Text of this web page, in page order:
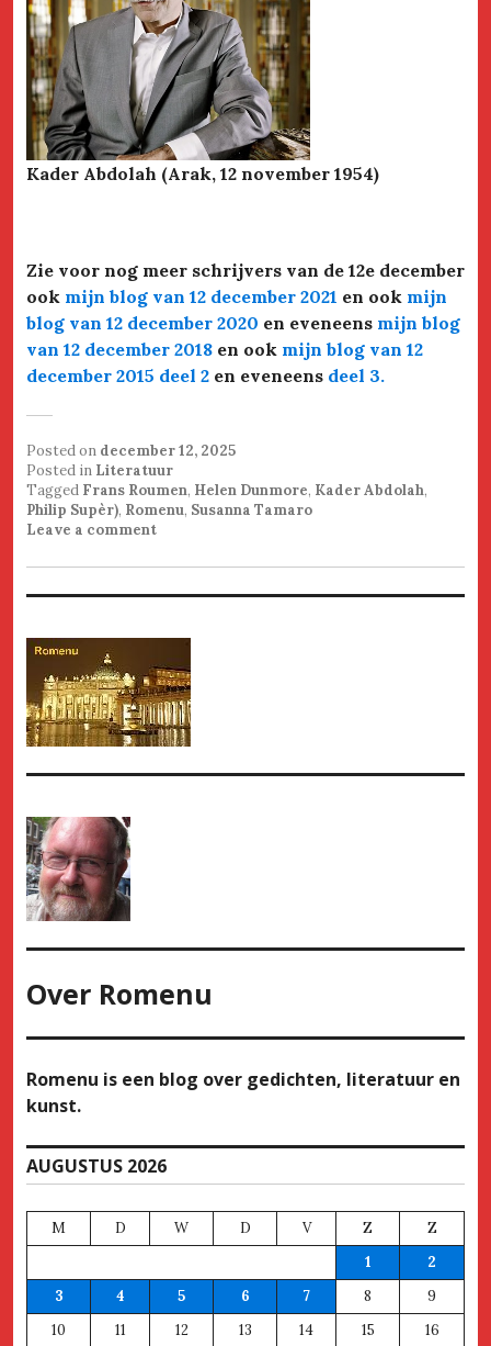
Kader Abdolah (Arak, 12 november 1954)
Zie voor nog meer schrijvers van de 12e december
ook mijn blog van 12 december 2021 en ook mijn
blog van 12 december 2020 en eveneens mijn blog
van 12 december 2018 en ook mijn blog van 12
december 2015 deel 2 en eveneens deel 3.
Posted on december 12, 2025
Posted in Literatuur
Tagged Frans Roumen, Helen Dunmore, Kader Abdolah,
Philip Supèr), Romenu, Susanna Tamaro
Leave a comment
Over Romenu
Romenu is een blog over gedichten, literatuur en
kunst.
AUGUSTUS 2026
M D W D V Z
Z
1
2
3
4 5 6 7 8
9
10
11 12 13 14 15
16